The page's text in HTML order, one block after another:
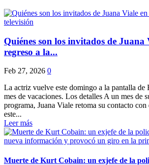
Quiénes son los invitados de Juana
regreso a la...
Feb 27, 2026 0
La actriz vuelve este domingo a la pantalla de
mes de vacaciones. Los detalles A un mes de
programa, Juana Viale retoma su contacto
este...
Leer más
Muerte de Kurt Cobain: un exjefe de la